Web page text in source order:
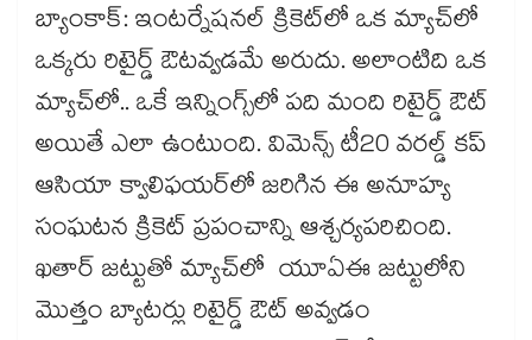
బ్యాంకాక్‌‌‌‌: ఇంటర్నేషనల్ క్రికెట్‌‌‌‌లో ఒక మ్యాచ్‌‌‌‌లో
ఒక్కరు రిటైర్డ్ ఔటవ్వడమే అరుదు. అలాంటిది ఒక
మ్యాచ్‌‌‌‌లో.. ఒకే ఇన్నింగ్స్‌‌‌‌లో పది మంది రిటైర్డ్ ఔట్
అయితే ఎలా ఉంటుంది. విమెన్స్‌‌‌‌ టీ20 వరల్డ్ కప్
ఆసియా క్వాలిఫయర్‌‌‌‌లో జరిగిన ఈ అనూహ్య
సంఘటన క్రికెట్ ప్రపంచాన్ని ఆశ్చర్యపరిచింది.
ఖతార్ జట్టుతో మ్యాచ్‌‌‌‌లో యూఏఈ జట్టులోని
మొత్తం బ్యాటర్లు రిటైర్డ్ ఔట్ అవ్వడం